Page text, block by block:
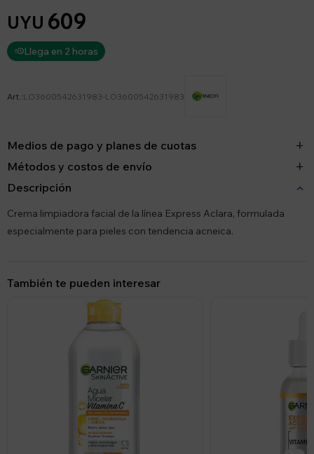
UYU 609
Llega en 2 horas
LO3600542631983-LO3600542631983
Medios de pago y planes de cuotas
Métodos y costos de envío
Descripción
Crema limpiadora facial de la línea Express Aclara, formulada
especialmente para pieles con tendencia acneica.
También te pueden interesar